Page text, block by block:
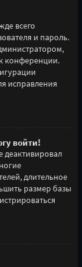
всего
и пароль.
конференции.
исправления
войти!
деактивировал
длительное
размер базы